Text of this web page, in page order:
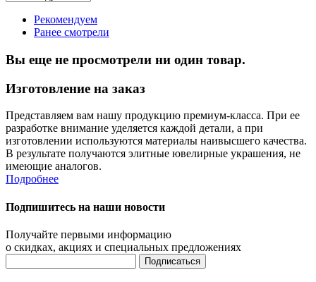
Рекомендуем
Ранее смотрели
Вы еще не просмотрели ни один товар.
Изготовление на заказ
Представляем вам нашу продукцию премиум-класса. При ее
разработке внимание уделяется каждой детали, а при
изготовлении используются материалы наивысшего качества.
В результате получаются элитные ювелирные украшения, не
имеющие аналогов.
Подробнее
Подпишитесь на наши новости
Получайте первыми информацию
о скидках, акциях и специальных предложениях